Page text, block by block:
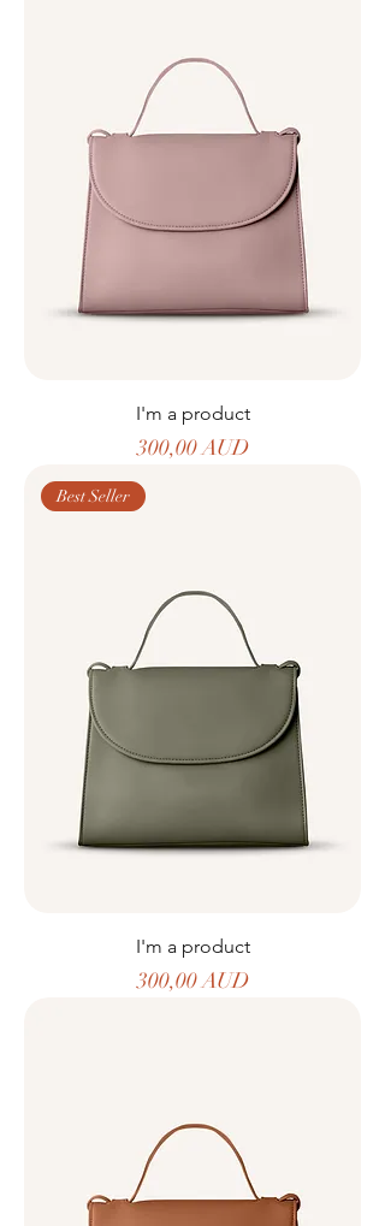
I'm a product
Precio
300,00 AUD
Best Seller
I'm a product
Precio
300,00 AUD